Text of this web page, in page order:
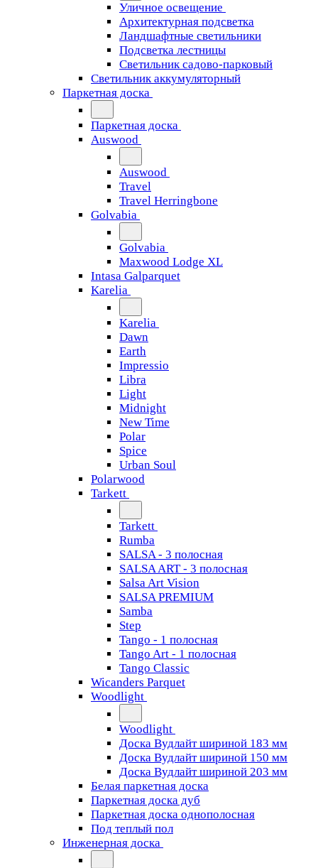
Уличное освещение
Архитектурная подсветка
Ландшафтные светильники
Подсветка лестницы
Светильник садово-парковый
Светильник аккумуляторный
Паркетная доска
Паркетная доска
Auswood
Auswood
Travel
Travel Herringbone
Golvabia
Golvabia
Maxwood Lodge XL
Intasa Galparquet
Karelia
Karelia
Dawn
Earth
Impressio
Libra
Light
Midnight
New Time
Polar
Spice
Urban Soul
Polarwood
Tarkett
Tarkett
Rumba
SALSA - 3 полосная
SALSA ART - 3 полосная
Salsa Art Vision
SALSA PREMIUM
Samba
Step
Tango - 1 полосная
Tango Art - 1 полосная
Tango Classiс
Wicanders Parquet
Woodlight
Woodlight
Доска Вудлайт шириной 183 мм
Доска Вудлайт шириной 150 мм
Доска Вудлайт шириной 203 мм
Белая паркетная доска
Паркетная доска дуб
Паркетная доска однополосная
Под теплый пол
Инженерная доска